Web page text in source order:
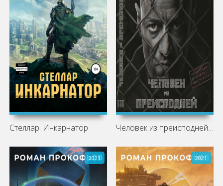
Стеллар. Инкарнатор Человек из преисподней. Крысы Гексагона
2021 2021